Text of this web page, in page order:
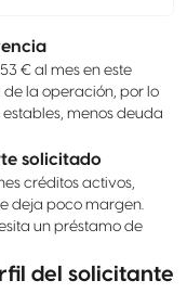
€ al mes en este
la operación, por lo
menos deuda
solicitado
créditos activos,
deja poco margen.
un préstamo de
del solicitante